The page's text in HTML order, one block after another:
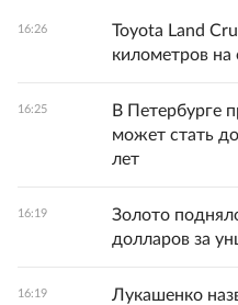
16:26
Toyota Land
километров
16:25
В Петербурге
может стать
лет
16:19
Золото
долларов за
16:19
Лукашенко